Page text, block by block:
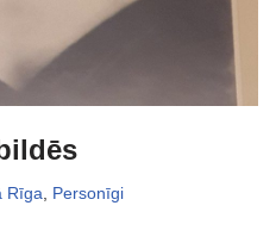
Rīga Personīgi